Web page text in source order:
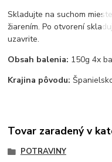
Skladujte na suchom
žiarením. Po otvorení
uzavrite.
Obsah balenia: 150g 4x
Krajina pôvodu:
Tovar zaradený v
POTRAVINY